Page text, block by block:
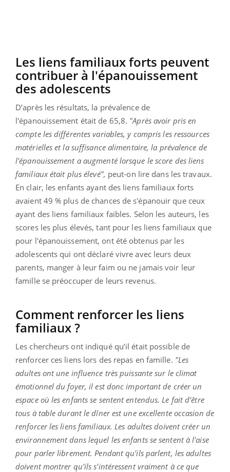
Les liens familiaux forts peuvent
contribuer à l'épanouissement
des adolescents
D’après les résultats, la prévalence de
l'épanouissement était de 65,8. "Après avoir pris en
compte les différentes variables, y compris les ressources
matérielles et la suffisance alimentaire, la prévalence de
l'épanouissement a augmenté lorsque le score des liens
familiaux était plus élevé", peut-on lire dans les travaux.
En clair, les enfants ayant des liens familiaux forts
avaient 49 % plus de chances de s'épanouir que ceux
ayant des liens familiaux faibles. Selon les auteurs, les
scores les plus élevés, tant pour les liens familiaux que
pour l'épanouissement, ont été obtenus par les
adolescents qui ont déclaré vivre avec leurs deux
parents, manger à leur faim ou ne jamais voir leur
famille se préoccuper de leurs revenus.
Comment renforcer les liens
familiaux ?
Les chercheurs ont indiqué qu’il était possible de
renforcer ces liens lors des repas en famille. "Les
adultes ont une influence très puissante sur le climat
émotionnel du foyer, il est donc important de créer un
espace où les enfants se sentent entendus. Le fait d’être
tous à table durant le dîner est une excellente occasion de
renforcer les liens familiaux. Les adultes doivent créer un
environnement dans lequel les enfants se sentent à l'aise
pour parler librement. Pendant qu'ils parlent, les adultes
doivent montrer qu'ils s'intéressent vraiment à ce que